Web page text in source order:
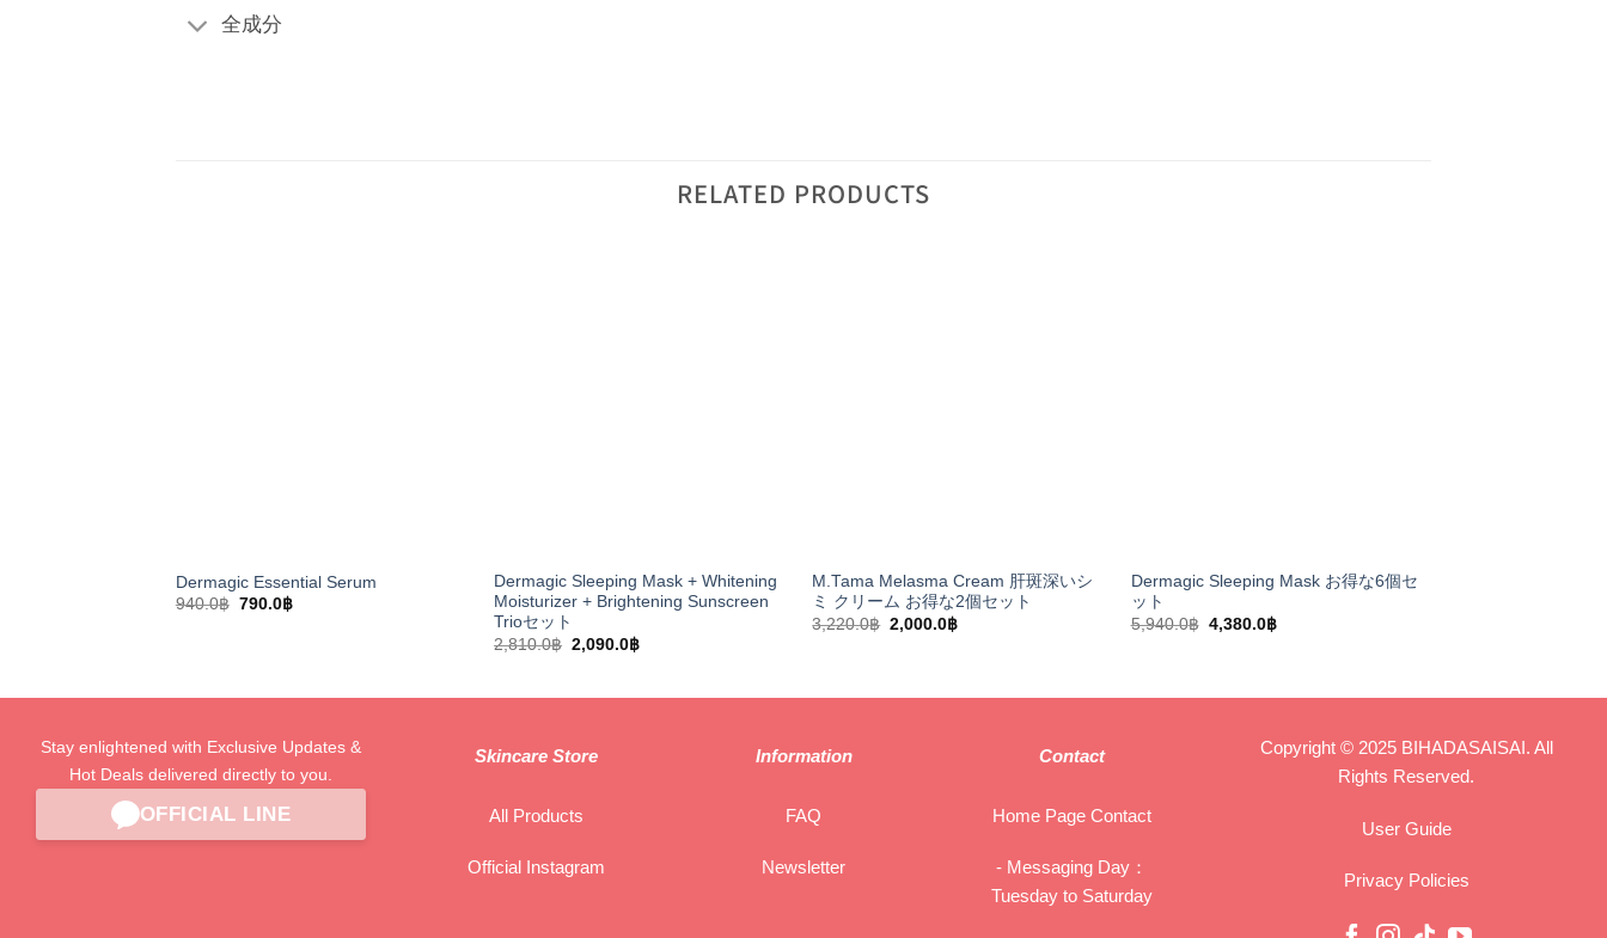
全成分
RELATED PRODUCTS
Dermagic Essential Serum
940.0฿ Original
790.0฿Current
Dermagic Sleeping Mask + Whitening
Moisturizer + Brightening Sunscreen
Trioセット
2,810.0฿ Original
price
2,090.0฿Current
M.Tama Melasma Cream 肝斑深いシ
ミ クリーム お得な2個セット
3,220.0฿ Original
price
2,000.0฿Current
Dermagic Sleeping Mask お得な6個セ
ット
5,940.0฿ Original
price
4,380.0฿Current
Stay enlightened with Exclusive Updates &
Hot Deals delivered directly to you.
OFFICIAL LINE
Skincare Store
All Products
Official Instagram
Information
FAQ
Newsletter
Contact
Home Page Contact
- Messaging Day：
Tuesday to Saturday
Copyright © 2025 BIHADASAISAI. All
Rights Reserved.
User Guide
Privacy Policies